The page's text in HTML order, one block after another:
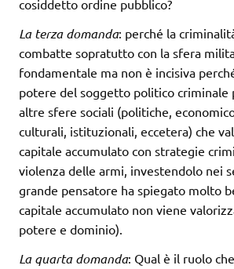
cosiddetto ordine pubblico?
La terza domanda: perché la
combatte sopratutto con la sfera
fondamentale ma non è incisiva
potere del soggetto politico criminale
altre sfere sociali (politiche,
culturali, istituzionali, eccetera) che
capitale accumulato con strategie
violenza delle armi, investendolo nei
grande pensatore ha spiegato molto
capitale accumulato non viene
potere e dominio).
La quarta domanda: Qual è il ruolo